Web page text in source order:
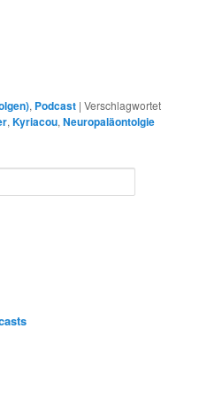
, Podcast |Verschlagwortet
,Kyriacou,Neuropaläontolgie